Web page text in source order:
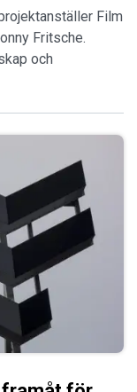
Film
Fritsche.
och